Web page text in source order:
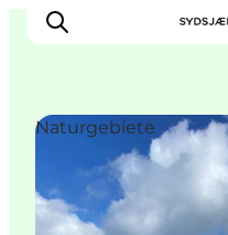
Erleben
Städte und Orte
Naturgebiete